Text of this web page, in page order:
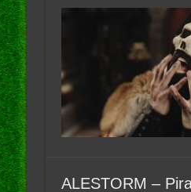
ALESTORM –